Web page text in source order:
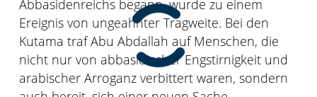
Abbasidenreichs begann, wurde zu einem
Ereignis von ungeahnter Tragweite. Bei den
Kutama traf Abu Abdallah auf Menschen, die
nicht nur von abbasidischer Engstirnigkeit und
arabischer Arroganz verbittert waren, sondern